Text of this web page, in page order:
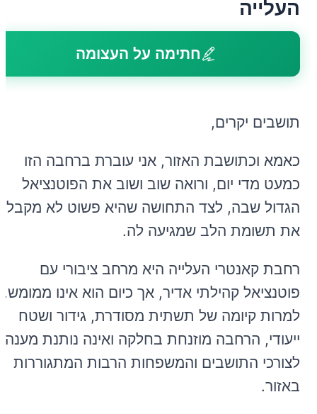
העלייה
חתימה על העצומה
תושבים יקרים,
כאמא וכתושבת האזור, אני עוברת ברחבה הזו
כמעט מדי יום, ורואה שוב ושוב את הפוטנציאל
הגדול שבה, לצד התחושה שהיא פשוט לא
את תשומת הלב שמגיעה לה.
רחבת קאנטרי העלייה היא מרחב ציבורי עם
פוטנציאל קהילתי אדיר, אך כיום הוא אינו ממומש.
למרות קיומה של תשתית מסודרת, גידור ושטח
ייעודי, הרחבה מוזנחת בחלקה ואינה נותנת מענה
לצורכי התושבים והמשפחות הרבות המתגוררות
באזור.